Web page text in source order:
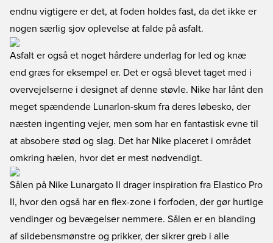
endnu vigtigere er det, at foden holdes fast, da det ikke er
nogen særlig sjov oplevelse at falde på asfalt.
Asfalt er også et noget hårdere underlag for led og knæ
end græs for eksempel er. Det er også blevet taget med i
overvejelserne i designet af denne støvle. Nike har lånt den
meget spændende Lunarlon-skum fra deres løbesko, der
næsten ingenting vejer, men som har en fantastisk evne til
at absobere stød og slag. Det har Nike placeret i området
omkring hælen, hvor det er mest nødvendigt.
Sålen på Nike Lunargato II drager inspiration fra Elastico Pro
II, hvor den også har en flex-zone i forfoden, der gør hurtige
vendinger og bevægelser nemmere. Sålen er en blanding
af sildebensmønstre og prikker, der sikrer greb i alle